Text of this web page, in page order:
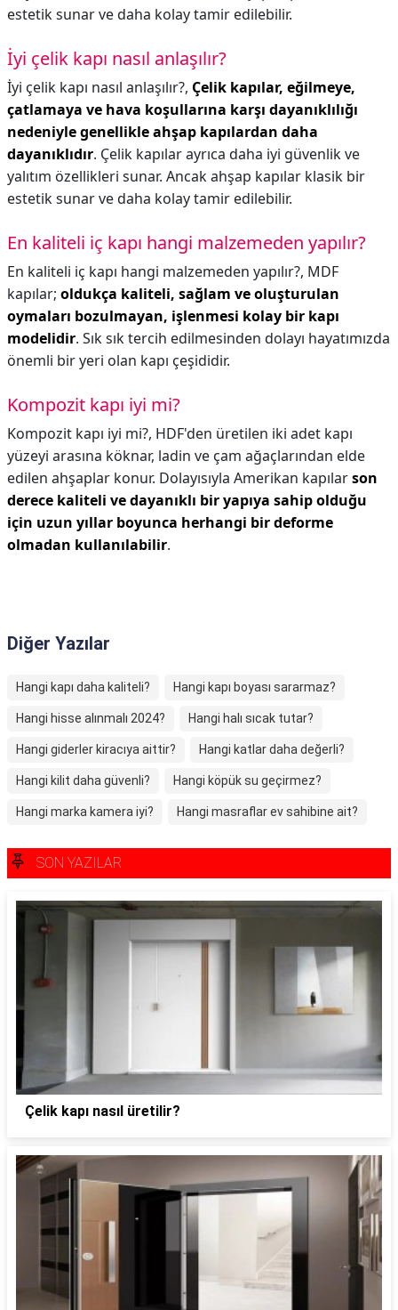
estetik sunar ve daha kolay tamir edilebilir.
İyi çelik kapı nasıl anlaşılır?
İyi çelik kapı nasıl anlaşılır?, Çelik kapılar, eğilmeye,
çatlamaya ve hava koşullarına karşı dayanıklılığı
nedeniyle genellikle ahşap kapılardan daha
dayanıklıdır. Çelik kapılar ayrıca daha iyi güvenlik ve
yalıtım özellikleri sunar. Ancak ahşap kapılar klasik bir
estetik sunar ve daha kolay tamir edilebilir.
En kaliteli iç kapı hangi malzemeden yapılır?
En kaliteli iç kapı hangi malzemeden yapılır?, MDF
kapılar; oldukça kaliteli, sağlam ve oluşturulan
oymaları bozulmayan, işlenmesi kolay bir kapı
modelidir. Sık sık tercih edilmesinden dolayı hayatımızda
önemli bir yeri olan kapı çeşididir.
Kompozit kapı iyi mi?
Kompozit kapı iyi mi?, HDF'den üretilen iki adet kapı
yüzeyi arasına köknar, ladin ve çam ağaçlarından elde
edilen ahşaplar konur. Dolayısıyla Amerikan kapılarson
derece kaliteli ve dayanıklı bir yapıya sahip olduğu
için uzun yıllar boyunca herhangi bir deforme
olmadan kullanılabilir.
Diğer Yazılar
Hangi kapı daha kaliteli? Hangi kapı boyası sararmaz?
Hangi hisse alınmalı 2024? Hangi halı sıcak tutar?
Hangi giderler kiracıya aittir? Hangi katlar daha değerli?
Hangi kilit daha güvenli? Hangi köpük su geçirmez?
Hangi marka kamera iyi? Hangi masraflar ev sahibine ait?
SON YAZILAR
Çelik kapı nasıl üretilir?